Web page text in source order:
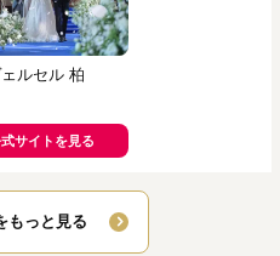
ルセル 柏
サイトを見る
もっと見る